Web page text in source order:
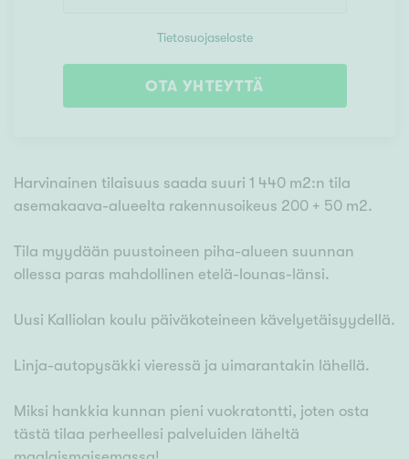
Tietosuojaseloste
OTA YHTEYTTÄ
Harvinainen tilaisuus saada suuri 1 440 m2:n tila
asemakaava-alueelta rakennusoikeus 200 + 50 m2.
Tila myydään puustoineen piha-alueen suunnan
ollessa paras mahdollinen etelä-lounas-länsi.
Uusi Kalliolan koulu päiväkoteineen kävelyetäisyydellä.
Linja-autopysäkki vieressä ja uimarantakin lähellä.
Miksi hankkia kunnan pieni vuokratontti, joten osta
tästä tilaa perheellesi palveluiden läheltä